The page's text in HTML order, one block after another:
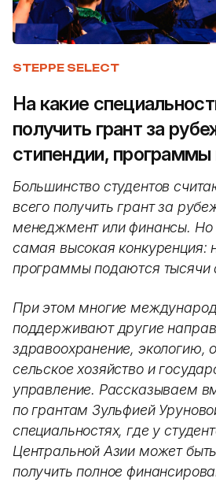
STEPPE SELECT
На какие
получить грант за
стипендии,
Большинство студентов
всего получить грант за
менеджмент или финансы.
самая высокая конкуренция:
программы подаются тысячи
При этом многие
поддерживают другие
здравоохранение, экологию,
сельское хозяйство и
управление. Рассказываем
по грантам Зульфией
специальностях, где у
Центральной Азии может
получить полное